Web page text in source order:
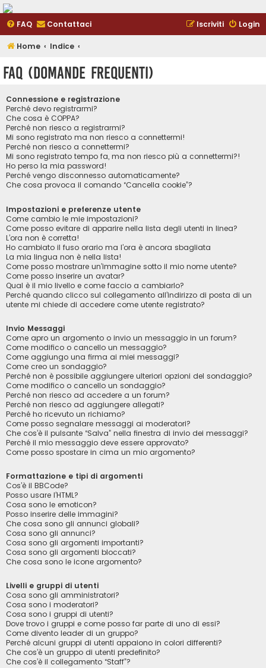
FAQ Contattaci Login
Iscriviti
Home Indice
FAQ (Domande Frequenti)
Connessione e registrazione
Perché devo registrarmi?
Che cosa è COPPA?
Perché non riesco a registrarmi?
Mi sono registrato ma non riesco a connettermi!
Perché non riesco a connettermi?
Mi sono registrato tempo fa, ma non riesco più a connettermi?!
Ho perso la mia password!
Perché vengo disconnesso automaticamente?
Che cosa provoca il comando “Cancella cookie”?
Impostazioni e preferenze utente
Come cambio le mie impostazioni?
Come posso evitare di apparire nella lista degli utenti in linea?
L’ora non è corretta!
Ho cambiato il fuso orario ma l’ora è ancora sbagliata
La mia lingua non è nella lista!
Come posso mostrare un’immagine sotto il mio nome utente?
Come posso inserire un avatar?
Qual è il mio livello e come faccio a cambiarlo?
Perché quando clicco sul collegamento all’indirizzo di posta di un
utente mi chiede di accedere come utente registrato?
Invio Messaggi
Come apro un argomento o invio un messaggio in un forum?
Come modifico o cancello un messaggio?
Come aggiungo una firma ai miei messaggi?
Come creo un sondaggio?
Perché non è possibile aggiungere ulteriori opzioni del sondaggio?
Come modifico o cancello un sondaggio?
Perché non riesco ad accedere a un forum?
Perché non riesco ad aggiungere allegati?
Perché ho ricevuto un richiamo?
Come posso segnalare messaggi ai moderatori?
Che cos’è il pulsante “Salva” nella finestra di invio dei messaggi?
Perché il mio messaggio deve essere approvato?
Come posso spostare in cima un mio argomento?
Formattazione e tipi di argomenti
Cos’è il BBCode?
Posso usare l’HTML?
Cosa sono le emoticon?
Posso inserire delle immagini?
Che cosa sono gli annunci globali?
Cosa sono gli annunci?
Cosa sono gli argomenti importanti?
Cosa sono gli argomenti bloccati?
Che cosa sono le icone argomento?
Livelli e gruppi di utenti
Cosa sono gli amministratori?
Cosa sono i moderatori?
Cosa sono i gruppi di utenti?
Dove trovo i gruppi e come posso far parte di uno di essi?
Come divento leader di un gruppo?
Perché alcuni gruppi di utenti appaiono in colori differenti?
Che cos’è un gruppo di utenti predefinito?
Che cos’è il collegamento “Staff”?